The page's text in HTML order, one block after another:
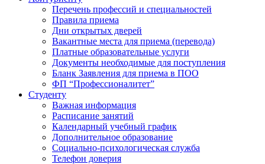
Перечень профессий и специальностей
Правила приема
Дни открытых дверей
Вакантные места для приема (перевода)
Платные образовательные услуги
Документы необходимые для поступления
Бланк Заявления для приема в ПОО
ФП “Профессионалитет”
Студенту
Важная информация
Расписание занятий
Календарный учебный график
Дополнительное образование
Социально-психологическая служба
Телефон доверия